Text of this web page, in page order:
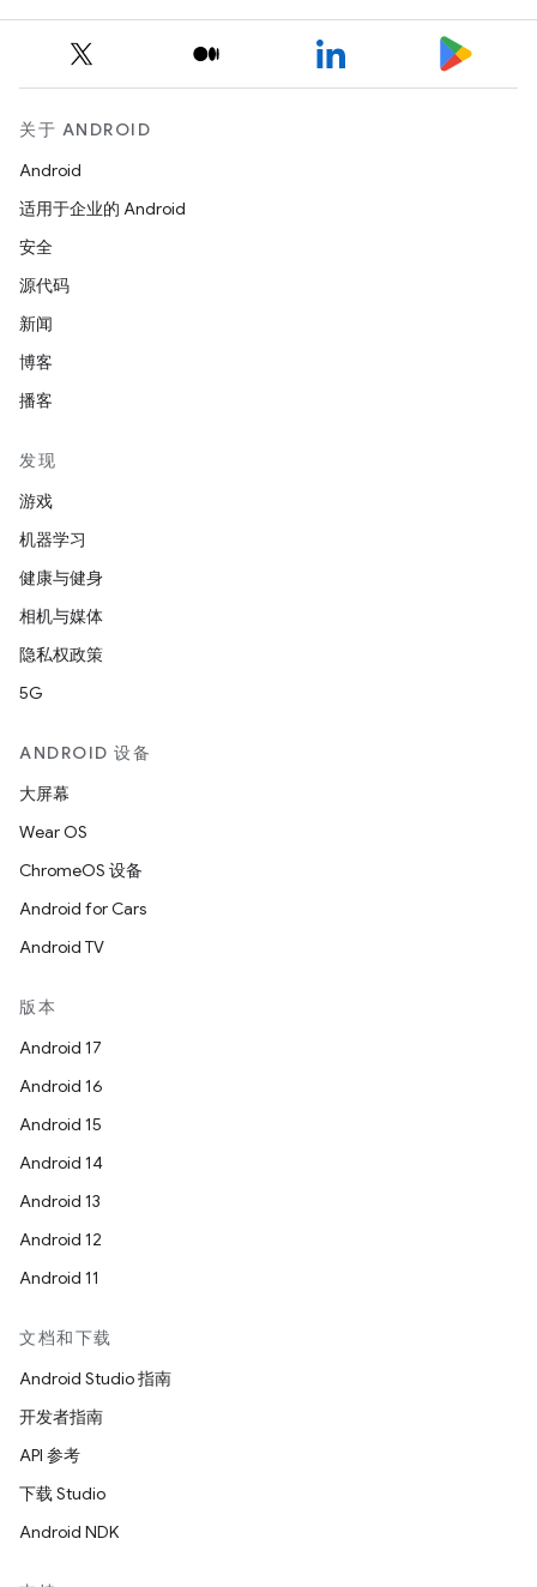
关于 ANDROID
Android
适用于企业的 Android
安全
源代码
新闻
博客
播客
发现
游戏
机器学习
健康与健身
相机与媒体
隐私权政策
5G
ANDROID 设备
大屏幕
Wear OS
ChromeOS 设备
Android for Cars
Android TV
版本
Android 17
Android 16
Android 15
Android 14
Android 13
Android 12
Android 11
文档和下载
Android Studio 指南
开发者指南
API 参考
下载 Studio
Android NDK